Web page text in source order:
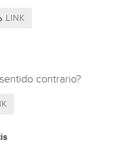
LINK
contrario?